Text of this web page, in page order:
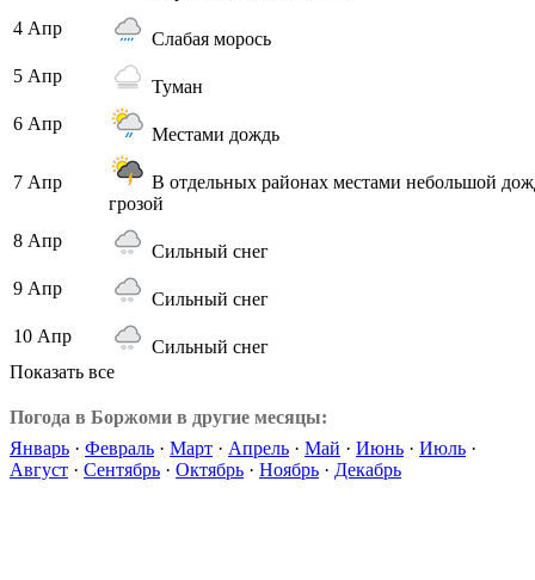
4 Апр
Слабая морось
5 Апр
Туман
6 Апр
Местами дождь
7 Апр
В отдельных районах местами небольшой
грозой
8 Апр
Сильный снег
9 Апр
Сильный снег
10 Апр
Сильный снег
Показать все
Погода в Боржоми в другие месяцы:
Январь · Февраль · Март · Апрель · Май · Июнь · Июль ·
Август · Сентябрь · Октябрь · Ноябрь · Декабрь